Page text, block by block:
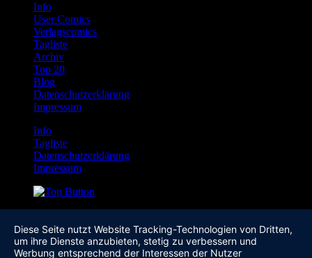
Info
User Comics
Verlagscomics
Tagliste
Archiv
Top 20
Blog
Datenschutzerklärung
Impressum
Info
Tagliste
Datenschutzerklärung
Impressum
Diese Seite nutzt Website Tracking-Technologien von Dritten,
um ihre Dienste anzubieten, stetig zu verbessern und
Werbung entsprechend der Interessen der Nutzer